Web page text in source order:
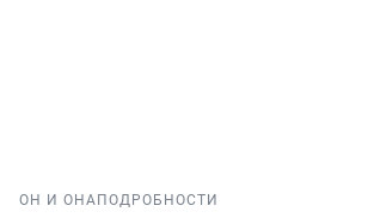
ОН И ОНА ПОДРОБНОСТИ